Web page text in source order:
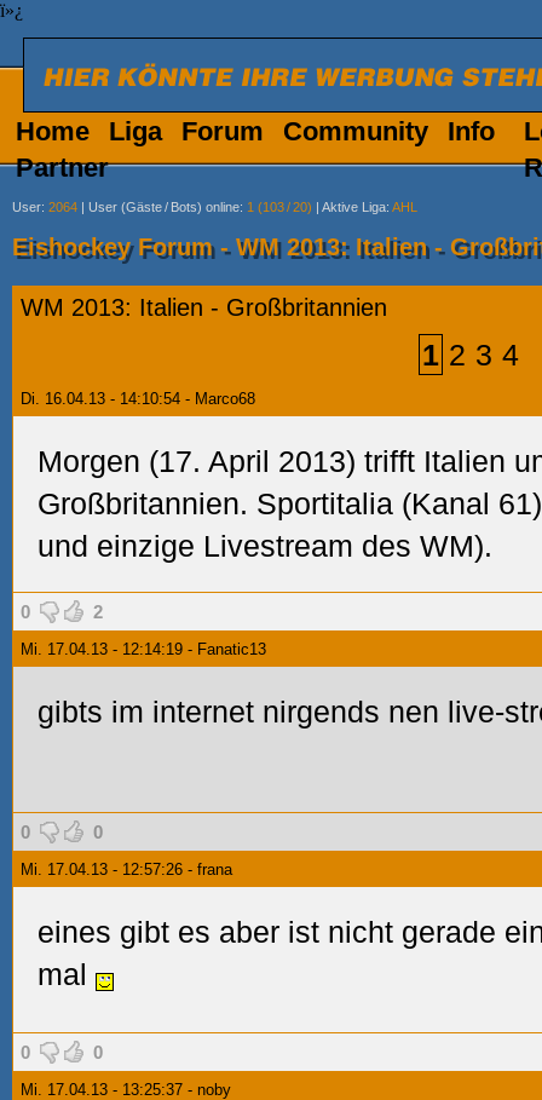
ï»¿
Home Liga Forum Community
Info
Partner
User: 2064 | User (Gäste/ Bots) online: 1 (103/20) | Aktive Liga: AHL
Eishockey Forum - WM 2013: Italien -
WM 2013: Italien - Großbritannien
1 2 3 4
Di. 16.04.13 - 14:10:54 - Marco68
Morgen (17. April 2013) trifft Italien
Großbritannien. Sportitalia (Kanal
und einzige Livestream des WM).
0 2
Mi. 17.04.13 - 12:14:19 - Fanatic13
gibts im internet nirgends nen live-
0 0
Mi. 17.04.13 - 12:57:26 - frana
eines gibt es aber ist nicht gerade
mal
0 0
Mi. 17.04.13 - 13:25:37 - noby